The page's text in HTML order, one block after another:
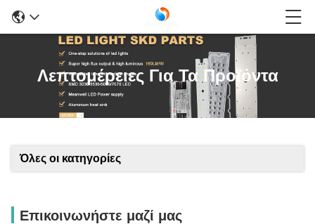
Λεπτομέρειες Για Τα Προϊόντα
Όλες οι κατηγορίες
Επικοινωνήστε μαζί μας